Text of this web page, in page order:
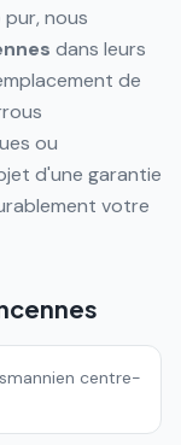
pur, nous
dans leurs
de
ou
d'une garantie
votre
centre-